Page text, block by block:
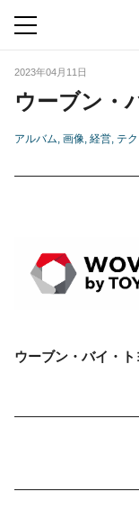
2023年04月11日
ウーブン・
アルバム 画像 経営 テ
ウーブン・バイ・